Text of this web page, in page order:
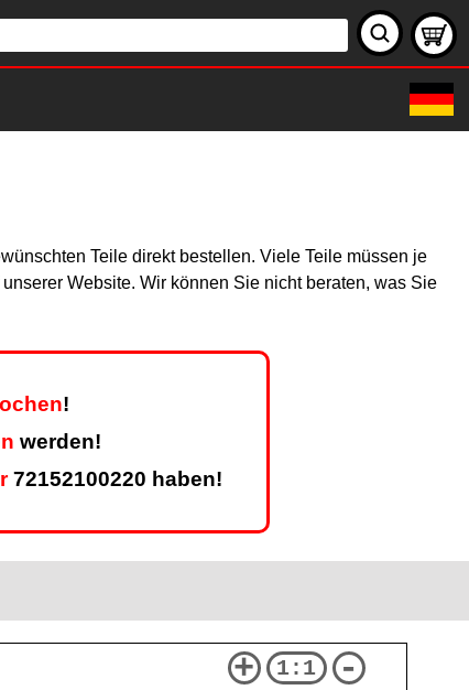
Teile direkt bestellen. Viele Teile müssen je
Website. Wir können Sie nicht beraten, was Sie
!
werden!
72152100220 haben!
+ 1:1 -